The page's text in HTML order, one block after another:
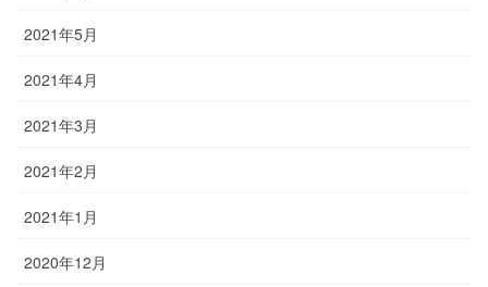
2021年5月
2021年4月
2021年3月
2021年2月
2021年1月
2020年12月